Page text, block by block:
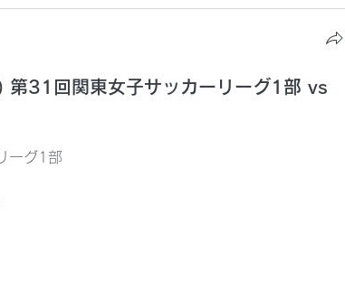
31回関東女子サッカーリーグ1部 vs
ーグ1部